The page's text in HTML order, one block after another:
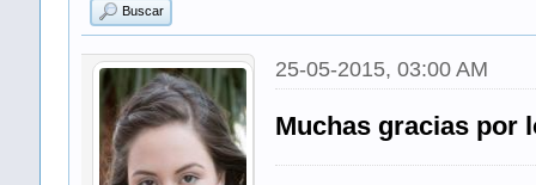
Buscar
25-05-2015, 03:00 AM
Muchas gracias por